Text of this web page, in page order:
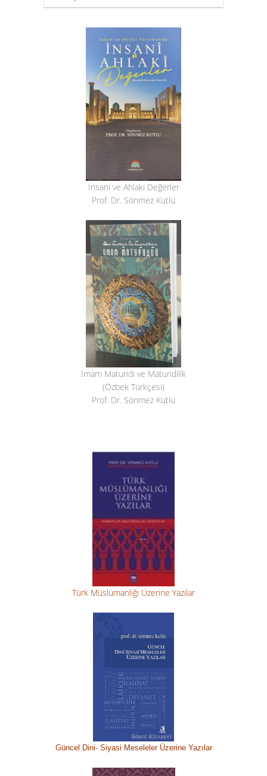
İnsani ve Ahlaki Değerler
Prof. Dr. Sönmez Kutlu
İmam Maturidi ve Maturidilik
(Özbek Türkçesi)
Prof. Dr. Sönmez Kutlu
Türk Müslümanlığı Üzerine Yazılar
Güncel Dini- Siyasi Meseleler Üzerine Yazılar